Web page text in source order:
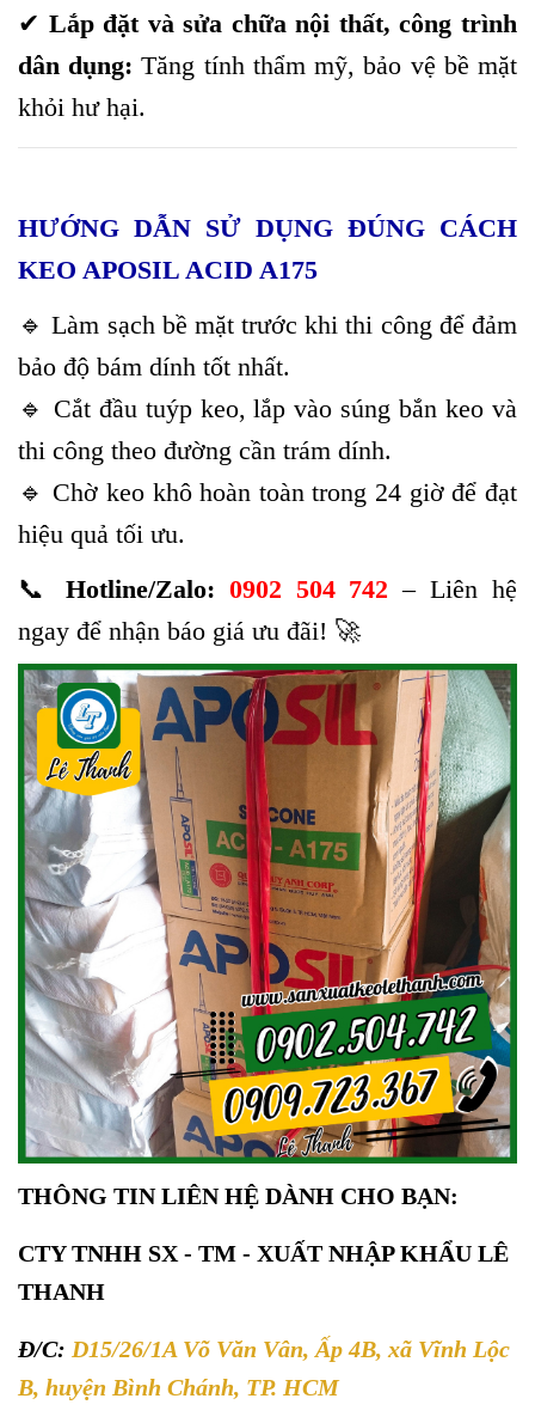
✔ Lắp đặt và sửa chữa nội thất, công trình
dân dụng: Tăng tính thẩm mỹ, bảo vệ bề mặt
khỏi hư hại.
HƯỚNG DẪN SỬ DỤNG ĐÚNG CÁCH
KEO APOSIL ACID A175
🔹 Làm sạch bề mặt trước khi thi công để đảm
bảo độ bám dính tốt nhất.
🔹 Cắt đầu tuýp keo, lắp vào súng bắn keo và
thi công theo đường cần trám dính.
🔹 Chờ keo khô hoàn toàn trong 24 giờ để đạt
hiệu quả tối ưu.
📞 Hotline/Zalo: 0902 504 742 – Liên hệ
ngay để nhận báo giá ưu đãi! 🚀
THÔNG TIN LIÊN HỆ DÀNH CHO BẠN:
CTY TNHH SX - TM - XUẤT NHẬP KHẨU LÊ
THANH
Đ/C: D15/26/1A Võ Văn Vân, Ấp 4B, xã Vĩnh Lộc
B, huyện Bình Chánh, TP. HCM